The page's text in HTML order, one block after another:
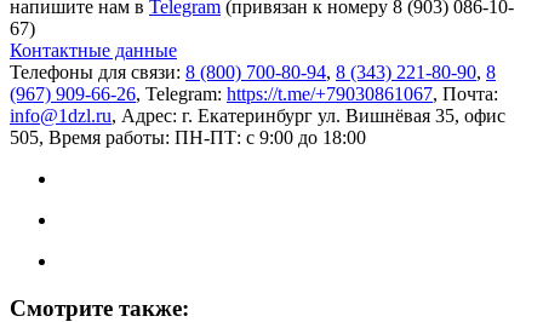
напишите нам в Telegram (привязан к номеру 8 (903) 086-10-
67)
Контактные данные
Телефоны для связи: 8 (800) 700-80-94, 8 (343) 221-80-90, 8
(967) 909-66-26, Telegram: https://t.me/+79030861067, Почта:
info@1dzl.ru, Адрес: г. Екатеринбург ул. Вишнёвая 35, офис
505, Время работы: ПН-ПТ: с 9:00 до 18:00
Смотрите также: